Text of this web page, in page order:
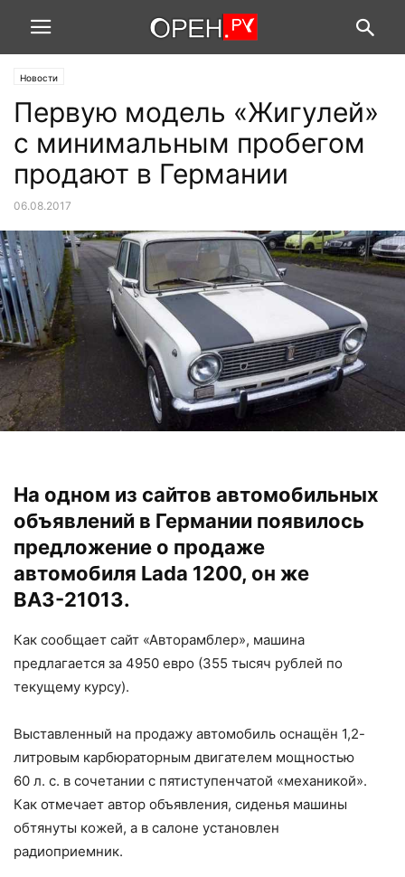
Новости
Первую модель «Жигулей»
с минимальным пробегом
продают в Германии
06.08.2017
На одном из сайтов автомобильных
объявлений в Германии появилось
предложение о продаже
автомобиля Lada 1200, он же
ВАЗ-21013.
Как сообщает сайт «Авторамблер», машина
предлагается за 4950 евро (355 тысяч рублей по
текущему курсу).
Выставленный на продажу автомобиль оснащён 1,2-
литровым карбюраторным двигателем мощностью
60 л. с. в сочетании с пятиступенчатой «механикой».
Как отмечает автор объявления, сиденья машины
обтянуты кожей, а в салоне установлен
радиоприемник.